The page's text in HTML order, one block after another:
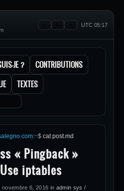
UTC 05:17
JE ?
CONTRIBUTIONS
TEXTES
:~$ cat post.md
« Pingback »
iptables
novembre 6, 2016 in admin sys /